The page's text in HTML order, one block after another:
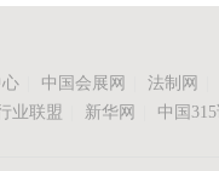
中国会展网 法制网
业联盟
新华网 中国